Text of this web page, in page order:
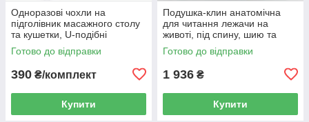
Одноразові чохли на
підголівник масажного столу
та кушетки, U-подібні
серветки для обличчя 100 шт.
38×28 см
Готово до відправки
390 ₴/комплект
Купити
Подушка-клин анатомічна
для читання лежачи на
животі, під спину, шию та
ноги, Memory Foam, сіра
56×36×21 см
Готово до відправки
1 936 ₴
Купити